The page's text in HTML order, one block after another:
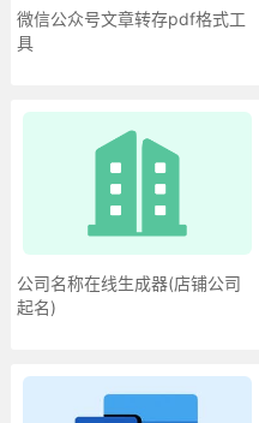
微信公众号文章转存pdf格式工
具
公司名称在线生成器(店铺公司
起名)